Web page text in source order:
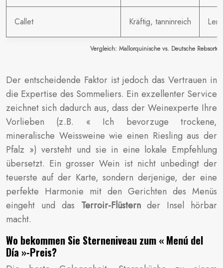
Vergleich: Mallorquinische vs. Deutsche Rebsorten
Callet Kräftig, tanninreich
Der entscheidende Faktor ist jedoch das Vertrauen in
die Expertise des Sommeliers. Ein exzellenter Service
zeichnet sich dadurch aus, dass der Weinexperte Ihre
Vorlieben (z.B. « Ich bevorzuge trockene,
mineralische Weissweine wie einen Riesling aus der
Pfalz ») versteht und sie in eine lokale Empfehlung
übersetzt. Ein grosser Wein ist nicht unbedingt der
teuerste auf der Karte, sondern derjenige, der eine
perfekte Harmonie mit den Gerichten des Menüs
eingeht und das Terroir-Flüsternder Insel hörbar
macht.
Wo bekommen Sie Sterneniveau zum « Menú del
Día »-Preis?